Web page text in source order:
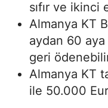
sıfır ve ikinci
Almanya KT
aydan 60
geri
Almanya KT
ile 50.000